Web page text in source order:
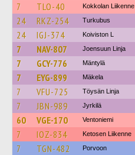
7 TLO-40 Kokkolan Liikenne
24 RKZ-254 Turkubus
24 IGJ-374 Koiviston L
7 NAV-807 Joensuun Linja
7 GCY-776 Mäntylä
7 EYG-899 Mäkela
7 VFU-725 Töysän Linja
7 JBN-989 Jyrkilä
60 VGE-170 Ventoniemi
7 IOZ-834 Ketosen Liikenne
7 TGN-482 Porvoon